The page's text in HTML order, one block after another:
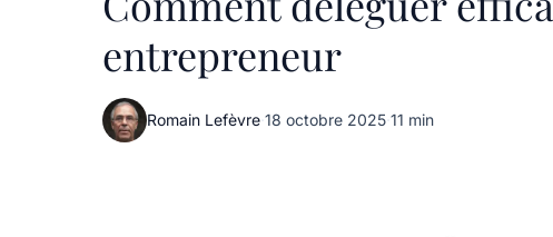
entrepreneur
Romain Lefèvre·18 octobre 2025·11 min